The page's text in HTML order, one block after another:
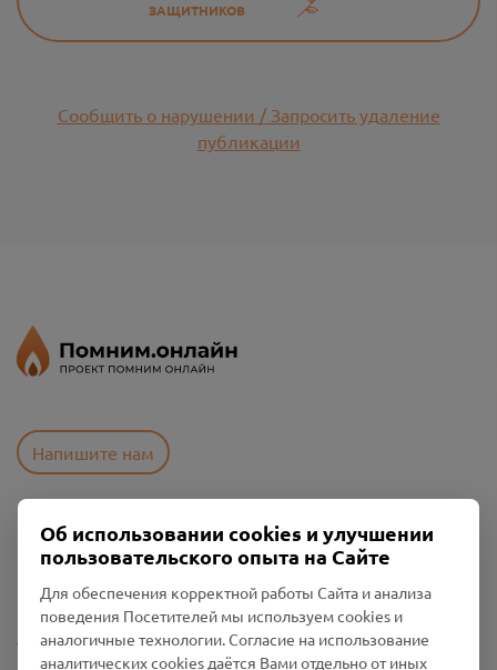
ЗАЩИТНИКОВ
Сообщить о нарушении / Запросить удаление
публикации
Напишите нам
Пользовательское соглашение
Политика конфиденциальности
Промо-материалы
Настройки cookies
Об использовании cookies и улучшении
пользовательского опыта на Сайте
Для обеспечения корректной работы Сайта и анализа
поведения Посетителей мы используем cookies и
аналогичные технологии. Согласие на использование
аналитических cookies даётся Вами отдельно от иных